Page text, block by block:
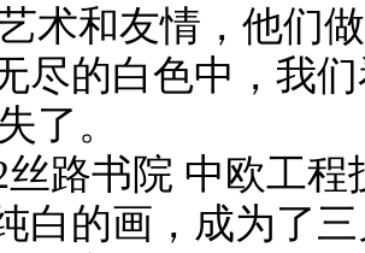
术和友情，他们
尽的白色中，我
了。
丝路书院 中欧工程
白的画，成为了